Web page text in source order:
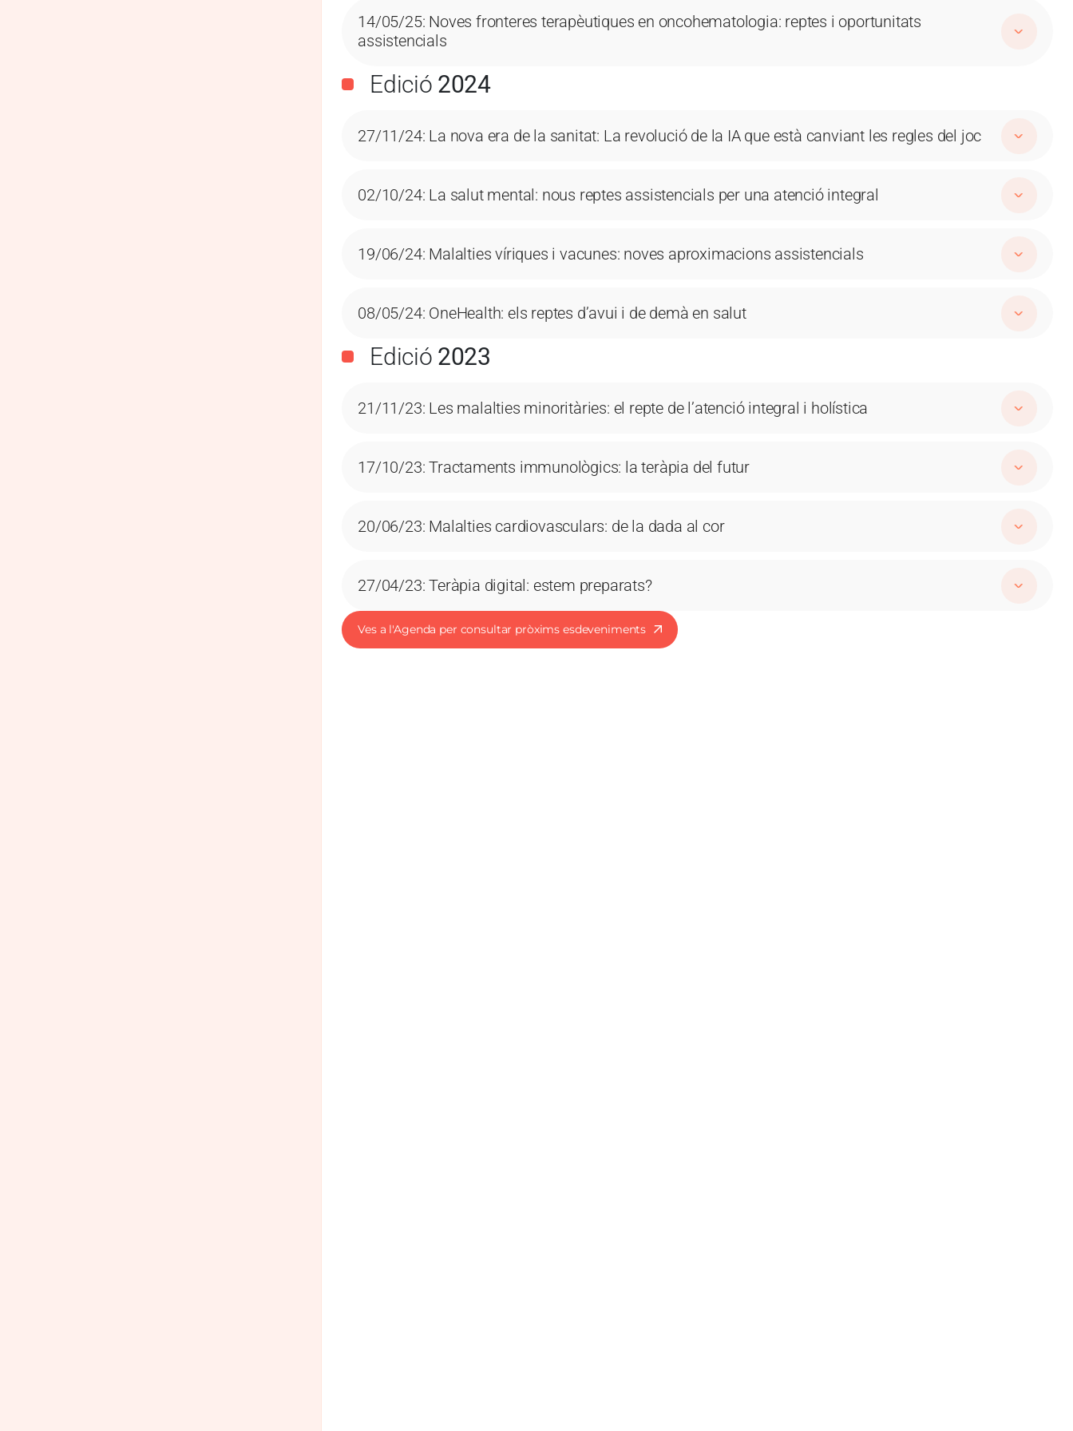
14/05/25: Noves fronteres terapèutiques en oncohematologia: reptes i oportunitats
assistencials
Edició 2024
27/11/24: La nova era de la sanitat: La revolució de la IA que està canviant les regles del joc
02/10/24: La salut mental: nous reptes assistencials per una atenció integral
19/06/24: Malalties víriques i vacunes: noves aproximacions assistencials
08/05/24: OneHealth: els reptes d’avui i de demà en salut
Edició 2023
21/11/23: Les malalties minoritàries: el repte de l’atenció integral i holística
17/10/23: Tractaments immunològics: la teràpia del futur
20/06/23: Malalties cardiovasculars: de la dada al cor
27/04/23: Teràpia digital: estem preparats?
Ves a l'Agenda per consultar pròxims esdeveniments